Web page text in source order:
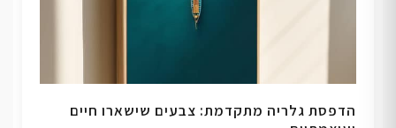
הדפסת גלריה מתקדמת: צבעים שישארו חיים